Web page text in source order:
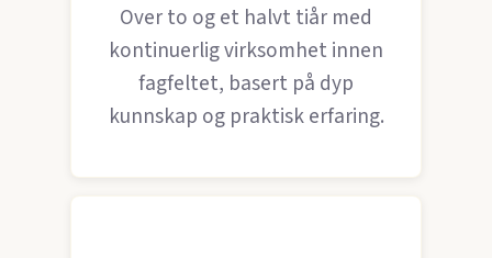
Over to og et halvt tiår med
kontinuerlig virksomhet innen
fagfeltet, basert på dyp
kunnskap og praktisk erfaring.